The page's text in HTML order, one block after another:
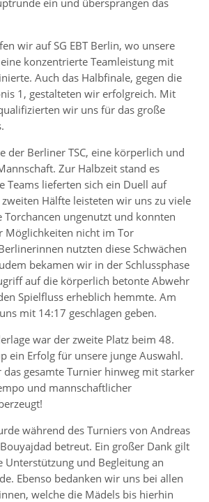
wir auf SG EBT Berlin, wo unsere
konzentrierte Teamleistung mit
Auch das Halbfinale, gegen die
1, gestalteten wir erfolgreich. Mit
wir uns für das große
der Berliner TSC, eine körperlich und
Zur Halbzeit stand es
Teams lieferten sich ein Duell auf
Hälfte leisteten wir uns zu viele
Torchancen ungenutzt und konnten
Möglichkeiten nicht im Tor
nutzten diese Schwächen
bekamen wir in der Schlussphase
auf die körperlich betonte Abwehr
Spielfluss erheblich hemmte. Am
mit 14:17 geschlagen geben.
war der zweite Platz beim 48.
ein Erfolg für unsere junge Auswahl.
das gesamte Turnier hinweg mit starker
und mannschaftlicher
während des Turniers von Andreas
betreut. Ein großer Dank gilt
Unterstützung und Begleitung an
Ebenso bedanken wir uns bei allen
welche die Mädels bis hierhin